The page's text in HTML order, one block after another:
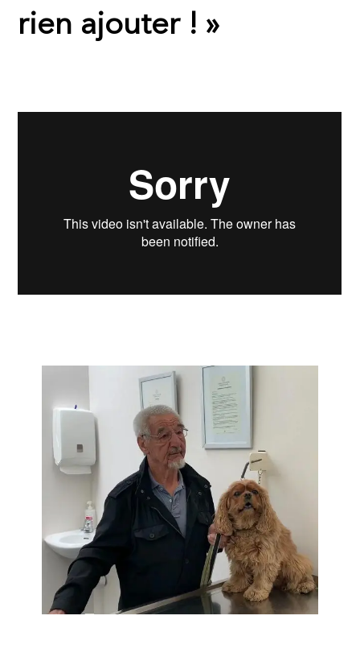
rien ajouter ! »